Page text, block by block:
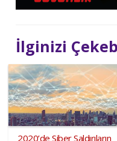
İlginizi
2020’de Siber Saldırıların